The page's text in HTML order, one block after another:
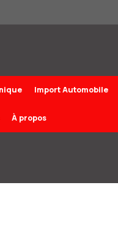
Import Automobile
À propos